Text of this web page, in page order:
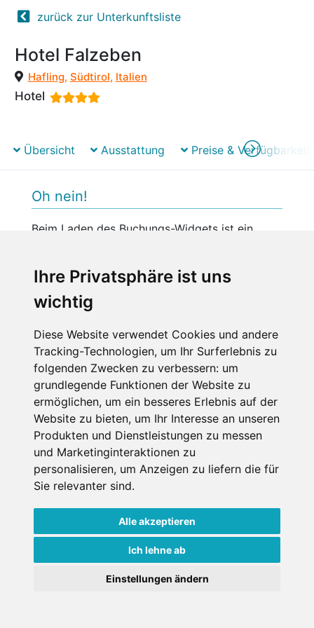
Ihre Privatsphäre ist uns
wichtig
Diese Website verwendet Cookies und andere
Tracking-Technologien, um Ihr Surferlebnis zu
folgenden Zwecken zu verbessern: um
grundlegende Funktionen der Website zu
ermöglichen, um ein besseres Erlebnis auf der
Website zu bieten, um Ihr Interesse an unseren
Produkten und Dienstleistungen zu messen
und Marketinginteraktionen zu
personalisieren, um Anzeigen zu liefern die für
Sie relevanter sind.
Alle akzeptieren
Ich lehne ab
Einstellungen ändern
zurück zur Unterkunftsliste
Hotel Falzeben
Hafling, Südtirol, Italien
Hotel
Übersicht Ausstattung Preise & Verfügbarkeit
Oh nein!
Beim Laden des Buchungs-Widgets ist ein
Datenschutzbedingungen
Nutzungsbedingungen Impressum Kontakt
Copyright © Schneemenschen GmbH 2026